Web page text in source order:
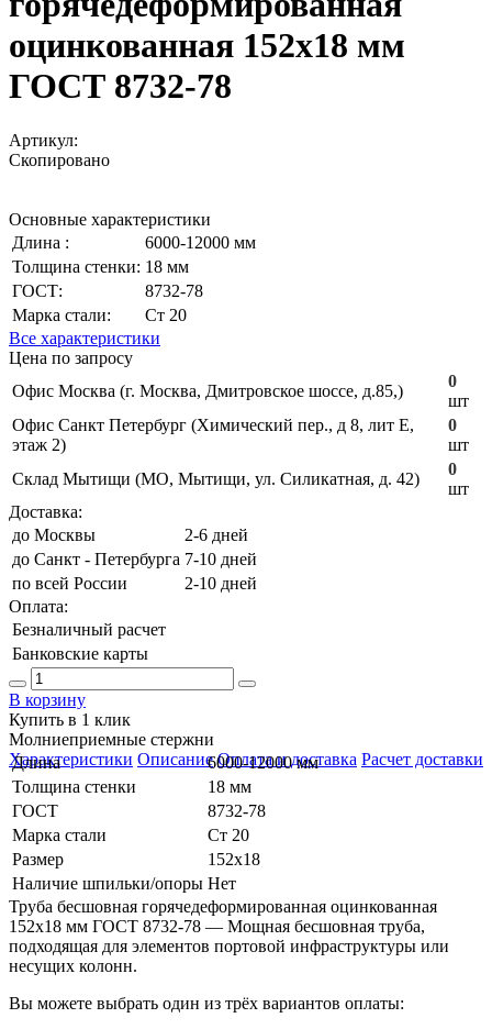
оцинкованная 152х18 мм
ГОСТ 8732-78
Артикул:
Скопировано
Основные характеристики
Длина :
6000-12000 мм
Толщина стенки: 18 мм
ГОСТ:
8732-78
Марка стали:
Ст 20
Все характеристики
Цена по запросу
Офис Москва (г. Москва, Дмитровское шоссе, д.85,)
0
шт
Офис Санкт Петербург (Химический пер., д 8, лит Е,
этаж 2)
0
шт
Склад Мытищи (МО, Мытищи, ул. Силикатная, д. 42)
0
шт
Доставка:
до Москвы
2-6 дней
до Санкт - Петербурга 7-10 дней
по всей России
2-10 дней
Оплата:
Безналичный расчет
Банковские карты
В корзину
Купить в 1 клик
Молниеприемные стержни
Характеристики Описание Оплата и доставка Расчет доставки
Длина
6000-12000 мм
Толщина стенки
18 мм
ГОСТ
8732-78
Марка стали
Ст 20
Размер
152х18
Наличие шпильки/опоры Нет
Труба бесшовная горячедеформированная оцинкованная
152х18 мм ГОСТ 8732-78 — Мощная бесшовная труба,
подходящая для элементов портовой инфраструктуры или
несущих колонн.
Вы можете выбрать один из трёх вариантов оплаты: